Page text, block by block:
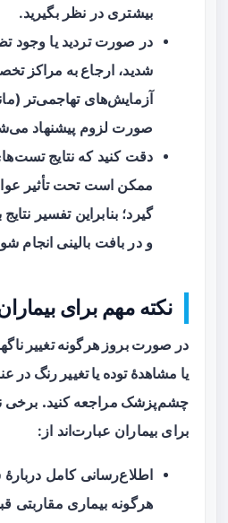
بیشتری در نظر بگیرید.
در صورت تردید یا وجود
شدید، ارجاع به مراکز
صورت لزوم پیشنهاد
دقت کنید که نتایج
ممکن است تحت تأثیر
گیرد؛ بنابراین تفسیر
و در بافت بالینی انجام
نکته مهم برای
در صورت بروز هرگونه تغییر
یا مشاهدهٔ توده یا تغییر رنگ در
چشم‌پزشک مراجعه کنید. برخی
برای بیماران عبارت‌اند از:
اطلاع‌رسانی کامل
هرگونه بیماری مقاربتی